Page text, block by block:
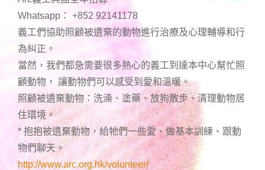
Whatsapp： +852 92141178
義工們協助照顧被遺棄的動物進行治療及心理輔導和行
為糾正。
當然，我們都急需要很多熱心的義工到達本中心幫忙照
顧動物， 讓動物們可以感受到愛和溫暖。
照顧被遺棄動物：洗澡、塗藥、放狗散步、清理動物居
住環境。
* 抱抱被遺棄動物，給牠們一些愛、做基本訓練、跟動
物們聊天。
http://www.arc.org.hk/volunteer/